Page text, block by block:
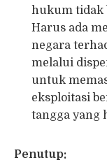
hukum tidak
Harus ada
negara
melalui
untuk
eksploitasi
tangga yang
Penutup: